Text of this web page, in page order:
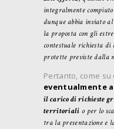
integralmente
dunque abbia inviato
la proposta con gli
contestuale richiesta di
protette previste dalla
Pertanto, come su
eventualmente
il carico di richieste
territoriali o per lo
tra la presentazione e